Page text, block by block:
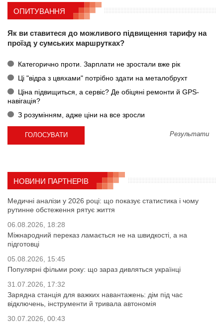
ОПИТУВАННЯ
Як ви ставитеся до можливого підвищення тарифу на
проїзд у сумських маршрутках?
Категорично проти. Зарплати не зростали вже рік
Ці "відра з цвяхами" потрібно здати на металобрухт
Ціна підвищиться, а сервіс? Де обіцяні ремонти й GPS-
навігація?
З розумінням, адже ціни на все зросли
Результати
НОВИНИ ПАРТНЕРІВ
Медичні аналізи у 2026 році: що показує статистика і чому
рутинне обстеження рятує життя
06.08.2026, 18:28
Міжнародний переказ ламається не на швидкості, а на
підготовці
05.08.2026, 15:45
Популярні фільми року: що зараз дивляться українці
31.07.2026, 17:32
Зарядна станція для важких навантажень: дім під час
відключень, інструменти й тривала автономія
30.07.2026, 00:43